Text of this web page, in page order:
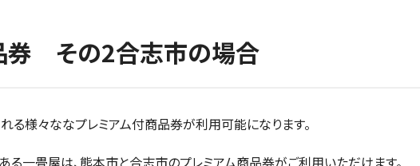
券 その2合志市の場合
る様々ななプレミアム付商品券が利用可能になります。
一畳屋は、熊本市と合志市のプレミアム商品券がご利用いただけます。